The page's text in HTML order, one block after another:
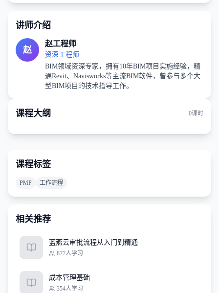
讲师介绍
赵
赵工程师
资深工程师
BIM领域资深专家，拥有10年BIM项目实施经验，精
通Revit、Navisworks等主流BIM软件，曾参与多个大
型BIM项目的技术指导工作。
课程大纲 0课时
课程标签
PMP 工作流程
相关推荐
蓝燕云审批流程从入门到精通
877人学习
成本管理基础
354人学习